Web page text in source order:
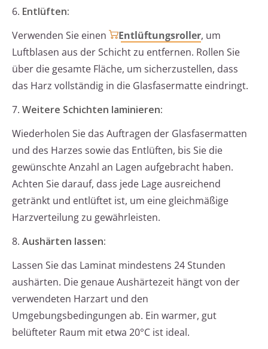
6. Entlüften:
Verwenden Sie einen
Entlüftungsroller, um
Luftblasen aus der Schicht zu entfernen. Rollen Sie
über die gesamte Fläche, um sicherzustellen, dass
das Harz vollständig in die Glasfasermatte eindringt.
7. Weitere Schichten laminieren:
Wiederholen Sie das Auftragen der Glasfasermatten
und des Harzes sowie das Entlüften, bis Sie die
gewünschte Anzahl an Lagen aufgebracht haben.
Achten Sie darauf, dass jede Lage ausreichend
getränkt und entlüftet ist, um eine gleichmäßige
Harzverteilung zu gewährleisten.
8. Aushärten lassen:
Lassen Sie das Laminat mindestens 24 Stunden
aushärten. Die genaue Aushärtezeit hängt von der
verwendeten Harzart und den
Umgebungsbedingungen ab. Ein warmer, gut
belüfteter Raum mit etwa 20°C ist ideal.